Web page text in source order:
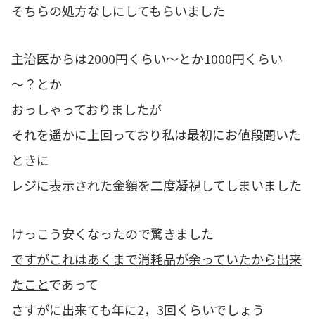
そちらの処方なしにしてもらいました
主治医からは2000円くらい～とか1000円くらい
～？とか
おっしゃっておりましたが
それを遥かに上回っており私は最初にお値段聞いた
ときに
レジに表示された金額を二度凝視してしまいました
けっこう安くなったので驚きました
ですがこれはあくまで消耗品が余っていたから出来
たことであって
さすがに出来ても年に2，3回くらいでしょう